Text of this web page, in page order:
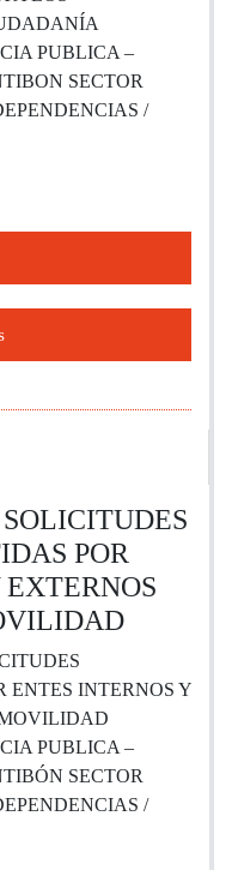
PUBLICA –
SECTOR
/
POR
INTERNOS Y
PUBLICA –
SECTOR
/